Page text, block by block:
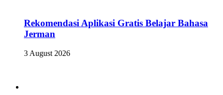
Rekomendasi Aplikasi Gratis Belajar Bahasa
Jerman
3 August 2026